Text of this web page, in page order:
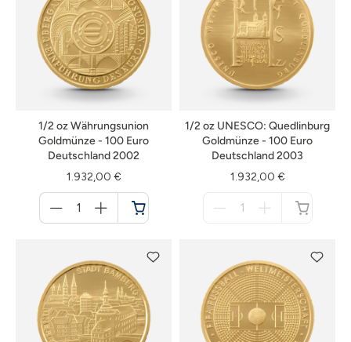
1/2 oz Währungsunion
Goldmünze - 100 Euro
Deutschland 2002
1.932,00 €
für
Warenkorb
1/2 oz UNESCO: Quedlinburg
Goldmünze - 100 Euro
Deutschland 2003
1.932,00 €